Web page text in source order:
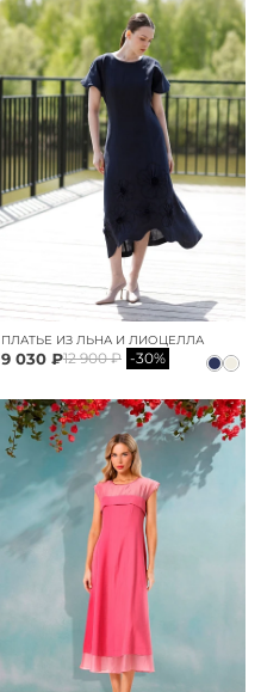
ПЛАТЬЕ ИЗ ЛЬНА И ЛИОЦЕЛЛА
9 030 ₽12 900 ₽ -30%